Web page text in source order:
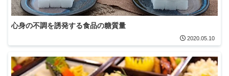
心身の不調を誘発する食品の糖質量
2020.05.10